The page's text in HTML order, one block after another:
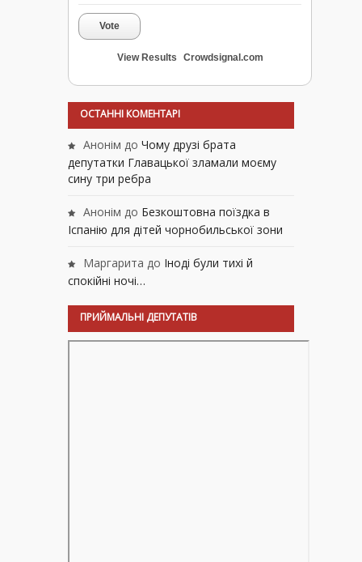
Vote
View Results Crowdsignal.com
ОСТАННІ КОМЕНТАРІ
Анонім до Чому друзі брата
депутатки Главацької зламали моєму
сину три ребра
Анонім до Безкоштовна поїздка в
Іспанію для дітей чорнобильської зони
Маргарита до Іноді були тихі й
спокійні ночі…
ПРИЙМАЛЬНІ ДЕПУТАТІВ